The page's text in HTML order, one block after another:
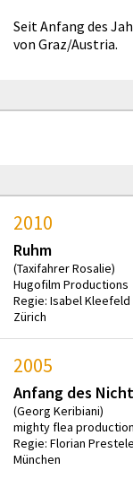
Seit Anfang des
von Graz/Austria.
2010
Ruhm
(Taxifahrer Rosalie)
Hugofilm Productions
Regie: Isabel Kleefeld
Zürich
2005
Anfang des
(Georg Keribiani)
mighty flea
Regie: Florian Prestele
München